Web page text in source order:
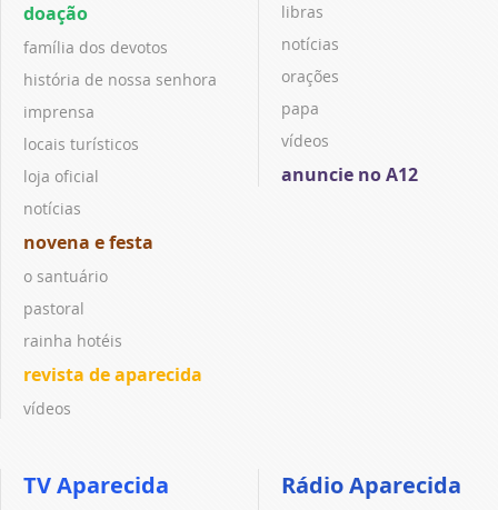
doação
família dos devotos
história de nossa senhora
imprensa
locais turísticos
loja oficial
notícias
novena e festa
o santuário
pastoral
rainha hotéis
revista de aparecida
vídeos
libras
notícias
orações
papa
vídeos
anuncie no A12
TV Aparecida Rádio Aparecida